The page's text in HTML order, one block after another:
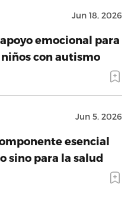
Jun 18, 2026
emocional para
con autismo
Jun 5, 2026
esencial
sino para la salud